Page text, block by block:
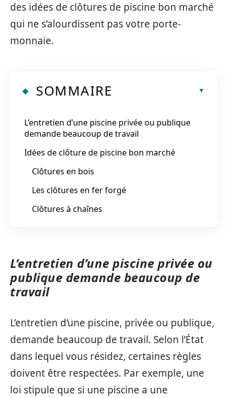
des idées de clôtures de piscine bon marché
qui ne s’alourdissent pas votre porte-
monnaie.
SOMMAIRE
L’entretien d’une piscine privée ou publique
demande beaucoup de travail
Idées de clôture de piscine bon marché
Clôtures en bois
Les clôtures en fer forgé
Clôtures à chaînes
L’entretien d’une piscine privée ou
publique demande beaucoup de
travail
L’entretien d’une piscine, privée ou publique,
demande beaucoup de travail. Selon l’État
dans lequel vous résidez, certaines règles
doivent être respectées. Par exemple, une
loi stipule que si une piscine a une